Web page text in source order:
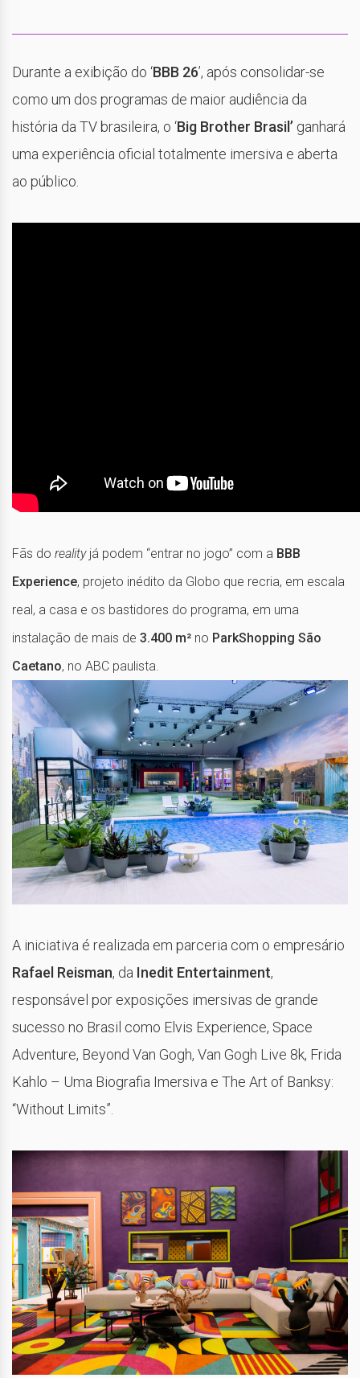
Durante a exibição do ‘BBB 26’, após consolidar-se
como um dos programas de maior audiência da
história da TV brasileira, o ‘Big Brother Brasil’ ganhará
uma experiência oficial totalmente imersiva e aberta
ao público.
Fãs do realityjá podem “entrar no jogo” com a BBB
Experience, projeto inédito da Globo que recria, em escala
real, a casa e os bastidores do programa, em uma
instalação de mais de 3.400 m² no ParkShopping São
Caetano, no ABC paulista.
A iniciativa é realizada em parceria com o empresário
Rafael Reisman, da Inedit Entertainment,
responsável por exposições imersivas de grande
sucesso no Brasil como Elvis Experience, Space
Adventure, Beyond Van Gogh, Van Gogh Live 8k, Frida
Kahlo – Uma Biografia Imersiva e The Art of Banksy:
“Without Limits”.